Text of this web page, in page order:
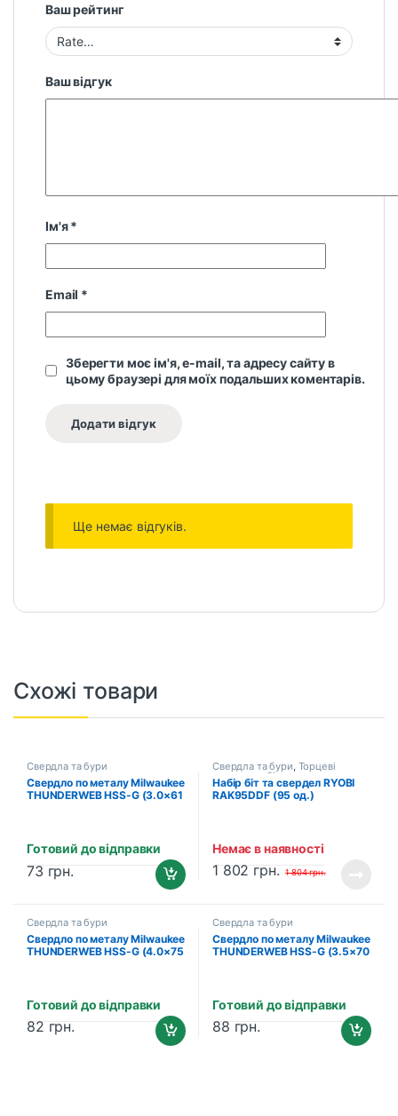
Ваш рейтинг
Ваш відгук
Ім'я*
Email *
Зберегти моє ім'я, e-mail, та адресу сайту в
цьому браузері для моїх подальших коментарів.
Ще немає відгуків.
Схожі товари
Свердла та бури
Свердло по металу Milwaukee
THUNDERWEB HSS-G (3.0×61
Готовий до відправки
73 грн.
Свердла та бури, Торцеві
головки та біти
Набір біт та свердел RYOBI
RAK95DDF (95 од.)
Немає в наявності
1 802 грн. 1 804грн.
Свердла та бури
Свердло по металу Milwaukee
THUNDERWEB HSS-G (4.0×75
Готовий до відправки
82 грн.
Свердла та бури
Свердло по металу Milwaukee
THUNDERWEB HSS-G (3.5×70
Готовий до відправки
88 грн.